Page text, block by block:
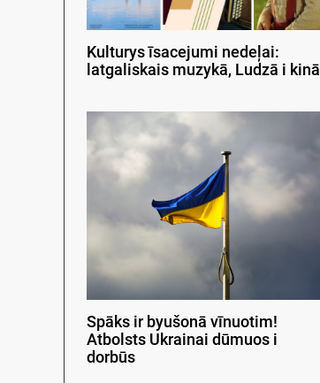
Kulturys īsacejumi nedeļai:
latgaliskais muzykā, Ludzā i kinā
Spāks ir byušonā vīnuotim!
Atbolsts Ukrainai dūmuos i
dorbūs